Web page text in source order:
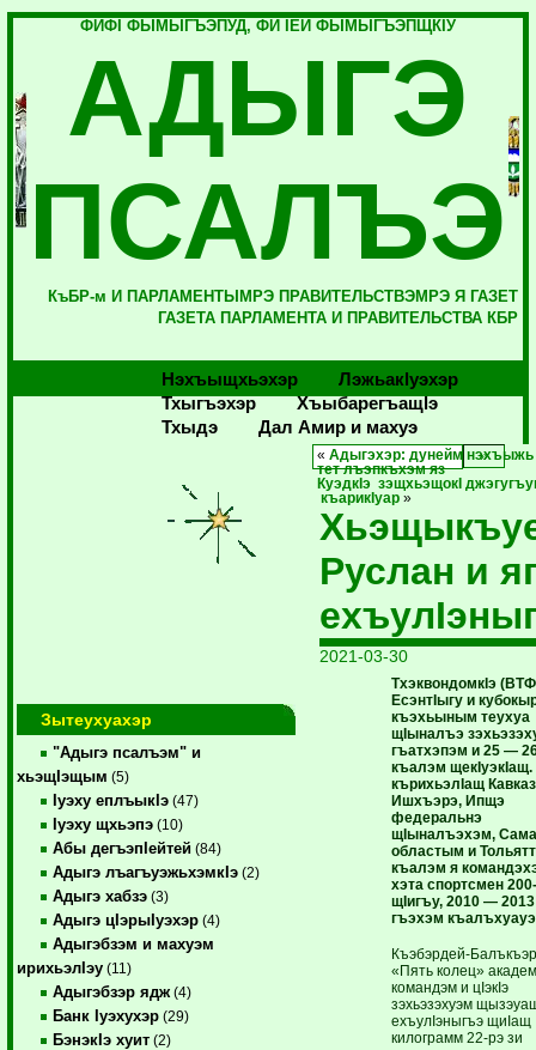
ФИФI ФЫМЫГЪЭПУД, ФИ IЕЙ ФЫМЫГЪЭПЩКIУ
АДЫГЭ
ПСАЛЪЭ
КъБР-м И ПАРЛАМЕНТЫМРЭ ПРАВИТЕЛЬСТВЭМРЭ Я ГАЗЕТ
ГАЗЕТА ПАРЛАМЕНТА И ПРАВИТЕЛЬСТВА КБР
Нэхъыщхьэхэр
Лэжьакlуэхэр
Тхыгъэхэр
Хъыбарегъащlэ
Тхыдэ
Дал Амир и махуэ
Зытеухуахэр
"Адыгэ псалъэм" и
хьэщIэщым (5)
Iуэху еплъыкIэ (47)
Iуэху щхьэпэ (10)
Абы дегъэпIейтей (84)
Адыгэ лъагъуэжьхэмкIэ (2)
Адыгэ хабзэ (3)
Адыгэ цIэрыIуэхэр (4)
Адыгэбзэм и махуэм
ирихьэлIэу (11)
Адыгэбзэр ядж (4)
Банк Iуэхухэр (29)
БэнэкIэ хуит (2)
«Адыгэхэр: дунейм
тет лъэпкъхэм яз
КуэдкIэ зэщхьэщокI
къарикIуар »
Руслан и
2021-03-30
ТхэквондомкIэ
ЕсэнтIыгу и
къэхьыным теухуа
щIыналъэ
гъатхэпэм и 25 —
къалэм
кърихьэлIащ Кавказ
Ишхъэрэ, Ипщэ
федеральнэ
щIыналъэхэм,
областым и
къалэм я
хэта спортсмен
щIигъу, 2010 — 2013
гъэхэм
Къэбэрдей-
«Пять колец»
командэм и цIэкIэ
зэхьэзэхуэм
ехъулIэныгъэ щиIащ
килограмм 22-рэ зи